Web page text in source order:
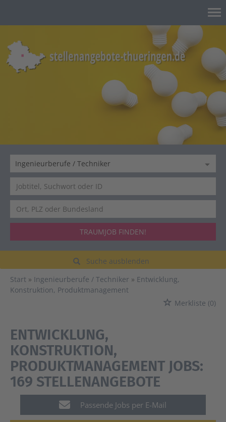
TRAUMJOB FINDEN!
Suche ausblenden
Start
Ingenieurberufe / Techniker
Entwicklung,
Konstruktion, Produktmanagement
Merkliste (0)
ENTWICKLUNG,
KONSTRUKTION,
PRODUKTMANAGEMENT JOBS:
169 STELLENANGEBOTE
Passende Jobs per E-Mail